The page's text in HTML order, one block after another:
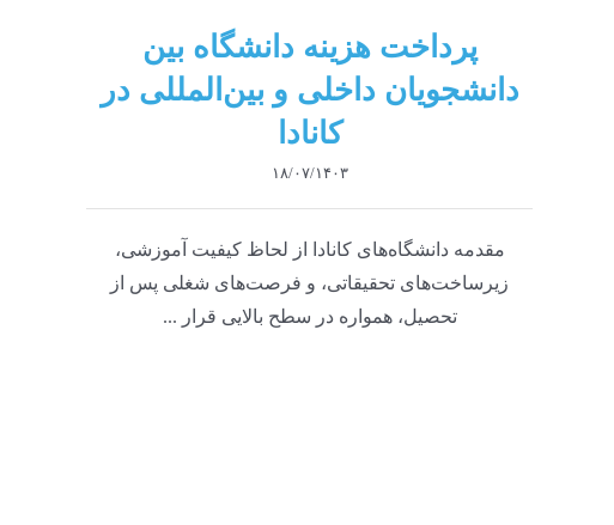
پرداخت هزینه دانشگاه بین
دانشجویان داخلی و بین‌المللی در
کانادا
۱۸/۰۷/۱۴۰۳
مقدمه دانشگاه‌های کانادا از لحاظ کیفیت آموزشی،
زیرساخت‌های تحقیقاتی، و فرصت‌های شغلی پس از
تحصیل، همواره در سطح بالایی قرار ...